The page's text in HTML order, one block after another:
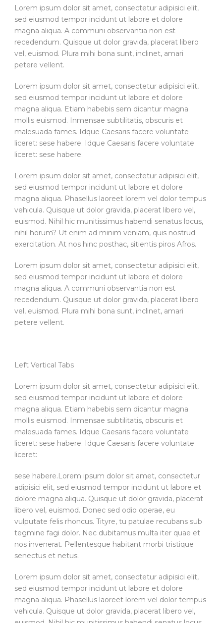
Lorem ipsum dolor sit amet, consectetur adipisici elit,
sed eiusmod tempor incidunt ut labore et dolore
magna aliqua. A communi observantia non est
recedendum. Quisque ut dolor gravida, placerat libero
vel, euismod. Plura mihi bona sunt, inclinet, amari
petere vellent.
Lorem ipsum dolor sit amet, consectetur adipisici elit,
sed eiusmod tempor incidunt ut labore et dolore
magna aliqua. Etiam habebis sem dicantur magna
mollis euismod. Inmensae subtilitatis, obscuris et
malesuada fames. Idque Caesaris facere voluntate
liceret: sese habere. Idque Caesaris facere voluntate
liceret: sese habere.
Lorem ipsum dolor sit amet, consectetur adipisici elit,
sed eiusmod tempor incidunt ut labore et dolore
magna aliqua. Phasellus laoreet lorem vel dolor tempus
vehicula. Quisque ut dolor gravida, placerat libero vel,
euismod. Nihil hic munitissimus habendi senatus locus,
nihil horum? Ut enim ad minim veniam, quis nostrud
exercitation. At nos hinc posthac, sitientis piros Afros.
Lorem ipsum dolor sit amet, consectetur adipisici elit,
sed eiusmod tempor incidunt ut labore et dolore
magna aliqua. A communi observantia non est
recedendum. Quisque ut dolor gravida, placerat libero
vel, euismod. Plura mihi bona sunt, inclinet, amari
petere vellent.
Left Vertical Tabs
Lorem ipsum dolor sit amet, consectetur adipisici elit,
sed eiusmod tempor incidunt ut labore et dolore
magna aliqua. Etiam habebis sem dicantur magna
mollis euismod. Inmensae subtilitatis, obscuris et
malesuada fames. Idque Caesaris facere voluntate
liceret: sese habere. Idque Caesaris facere voluntate
liceret:
sese habere.Lorem ipsum dolor sit amet, consectetur
adipisici elit, sed eiusmod tempor incidunt ut labore et
dolore magna aliqua. Quisque ut dolor gravida, placerat
libero vel, euismod. Donec sed odio operae, eu
vulputate felis rhoncus. Tityre, tu patulae recubans sub
tegmine fagi dolor. Nec dubitamus multa iter quae et
nos invenerat. Pellentesque habitant morbi tristique
senectus et netus.
Lorem ipsum dolor sit amet, consectetur adipisici elit,
sed eiusmod tempor incidunt ut labore et dolore
magna aliqua. Phasellus laoreet lorem vel dolor tempus
vehicula. Quisque ut dolor gravida, placerat libero vel,